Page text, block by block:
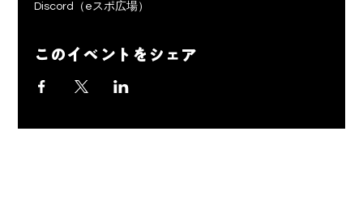
Discord（eスポ広場）
このイベントをシェア